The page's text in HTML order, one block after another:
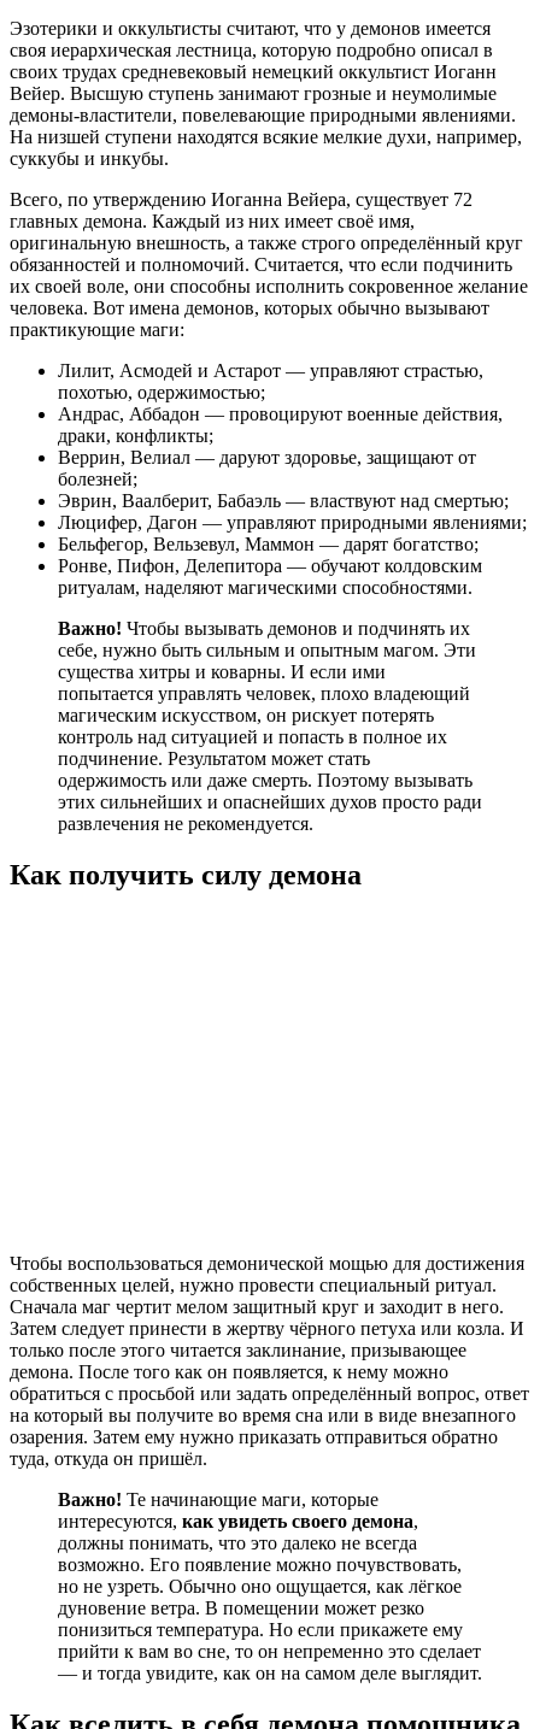
Эзотерики и оккультисты считают, что у демонов имеется
своя иерархическая лестница, которую подробно описал в
своих трудах средневековый немецкий оккультист Иоганн
Вейер. Высшую ступень занимают грозные и неумолимые
демоны-властители, повелевающие природными явлениями.
На низшей ступени находятся всякие мелкие духи, например,
суккубы и инкубы.
Всего, по утверждению Иоганна Вейера, существует 72
главных демона. Каждый из них имеет своё имя,
оригинальную внешность, а также строго определённый круг
обязанностей и полномочий. Считается, что если подчинить
их своей воле, они способны исполнить сокровенное желание
человека. Вот имена демонов, которых обычно вызывают
практикующие маги:
Лилит, Асмодей и Астарот — управляют страстью,
похотью, одержимостью;
Андрас, Аббадон — провоцируют военные действия,
драки, конфликты;
Веррин, Велиал — даруют здоровье, защищают от
болезней;
Эврин, Ваалберит, Бабаэль — властвуют над смертью;
Люцифер, Дагон — управляют природными явлениями;
Бельфегор, Вельзевул, Маммон — дарят богатство;
Ронве, Пифон, Делепитора — обучают колдовским
ритуалам, наделяют магическими способностями.
Важно! Чтобы вызывать демонов и подчинять их
себе, нужно быть сильным и опытным магом. Эти
существа хитры и коварны. И если ими
попытается управлять человек, плохо владеющий
магическим искусством, он рискует потерять
контроль над ситуацией и попасть в полное их
подчинение. Результатом может стать
одержимость или даже смерть. Поэтому вызывать
этих сильнейших и опаснейших духов просто ради
развлечения не рекомендуется.
Как получить силу демона
Чтобы воспользоваться демонической мощью для достижения
собственных целей, нужно провести специальный ритуал.
Сначала маг чертит мелом защитный круг и заходит в него.
Затем следует принести в жертву чёрного петуха или козла. И
только после этого читается заклинание, призывающее
демона. После того как он появляется, к нему можно
обратиться с просьбой или задать определённый вопрос, ответ
на который вы получите во время сна или в виде внезапного
озарения. Затем ему нужно приказать отправиться обратно
туда, откуда он пришёл.
Важно! Те начинающие маги, которые
интересуются, как увидеть своего демона,
должны понимать, что это далеко не всегда
возможно. Его появление можно почувствовать,
но не узреть. Обычно оно ощущается, как лёгкое
дуновение ветра. В помещении может резко
понизиться температура. Но если прикажете ему
прийти к вам во сне, то он непременно это сделает
— и тогда увидите, как он на самом деле выглядит.